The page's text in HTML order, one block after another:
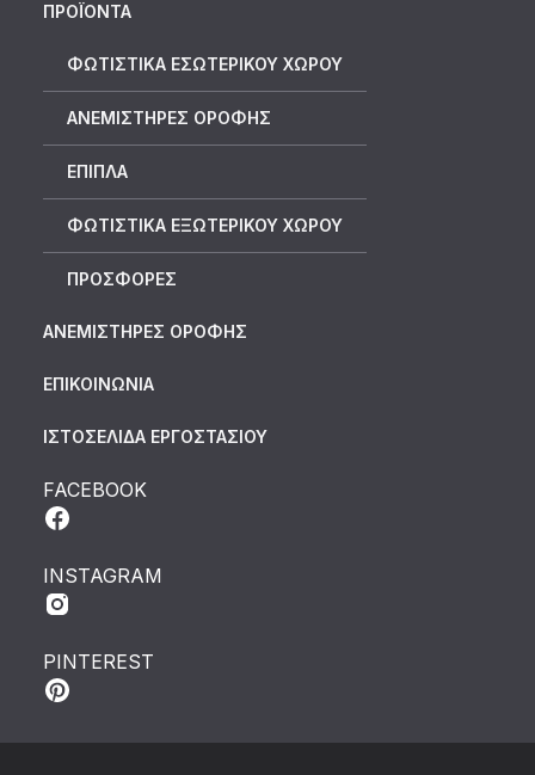
ΠΡΟΪΟΝΤΑ
ΦΩΤΙΣΤΙΚΑ ΕΣΩΤΕΡΙΚΟΥ ΧΩΡΟΥ
ΑΝΕΜΙΣΤΗΡΕΣ ΟΡΟΦΗΣ
ΕΠΙΠΛΑ
ΦΩΤΙΣΤΙΚΑ ΕΞΩΤΕΡΙΚΟΥ ΧΩΡΟΥ
ΠΡΟΣΦΟΡΕΣ
ΑΝΕΜΙΣΤΗΡΕΣ ΟΡΟΦΗΣ
ΕΠΙΚΟΙΝΩΝΙΑ
ΙΣΤΟΣΕΛΙΔΑ ΕΡΓΟΣΤΑΣΙΟΥ
FACEBOOK
INSTAGRAM
PINTEREST